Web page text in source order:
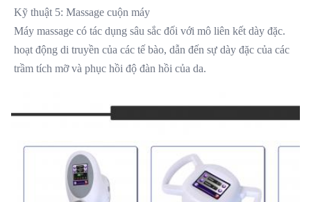
Kỹ thuật 5: Massage cuộn máy
Máy massage có tác dụng sâu sắc đối với mô liên kết dày đặc.
hoạt động di truyền của các tế bào, dẫn đến sự dày đặc của các
trầm tích mỡ và phục hồi độ đàn hồi của da.